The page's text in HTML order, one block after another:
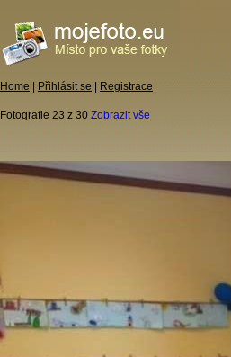
Home Přihlásit se Registrace
Fotografie 23 z 30 Zobrazit vše